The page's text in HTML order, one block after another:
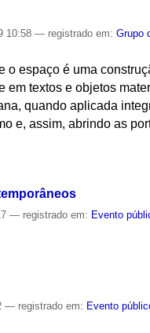
10:58— registrado em:Grupo
espaço é uma
textos e objetos
quando aplicada
e, assim, abrindo as
— registrado em: Evento
— registrado em: Evento